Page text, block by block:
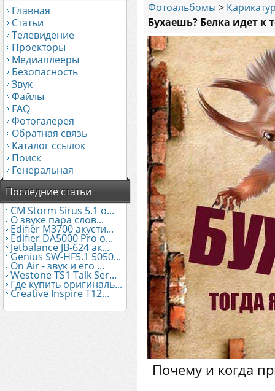
Главная
Статьи
Телевидение
Проекторы
Медиаплееры
Безопасность
Звук
Файлы
FAQ
Фотогалерея
Обратная связь
Каталог ссылок
Поиск
Генеральная
Последние статьи
CM Storm Sirus 5.1 о...
О звуке пара слов...
Edifier М3700 акусти...
Edifier DA5000 Pro о...
Jetbalance JB-624 ак...
Genius SW-HF5.1 5050...
On Air - звук и его ...
Westone TS1 Talk Ser...
Где купить оригиналь...
Creative Inspire T12...
Фотоальбомы >
Бухаешь? Белка идет к
Почему и когда